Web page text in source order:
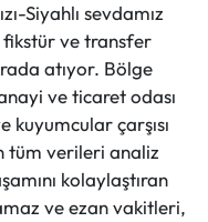
Siyahlı sevdamız
ve transfer
atıyor. Bölge
ve ticaret odası
kuyumcular çarşısı
tüm verileri analiz
kolaylaştıran
ve ezan vakitleri,